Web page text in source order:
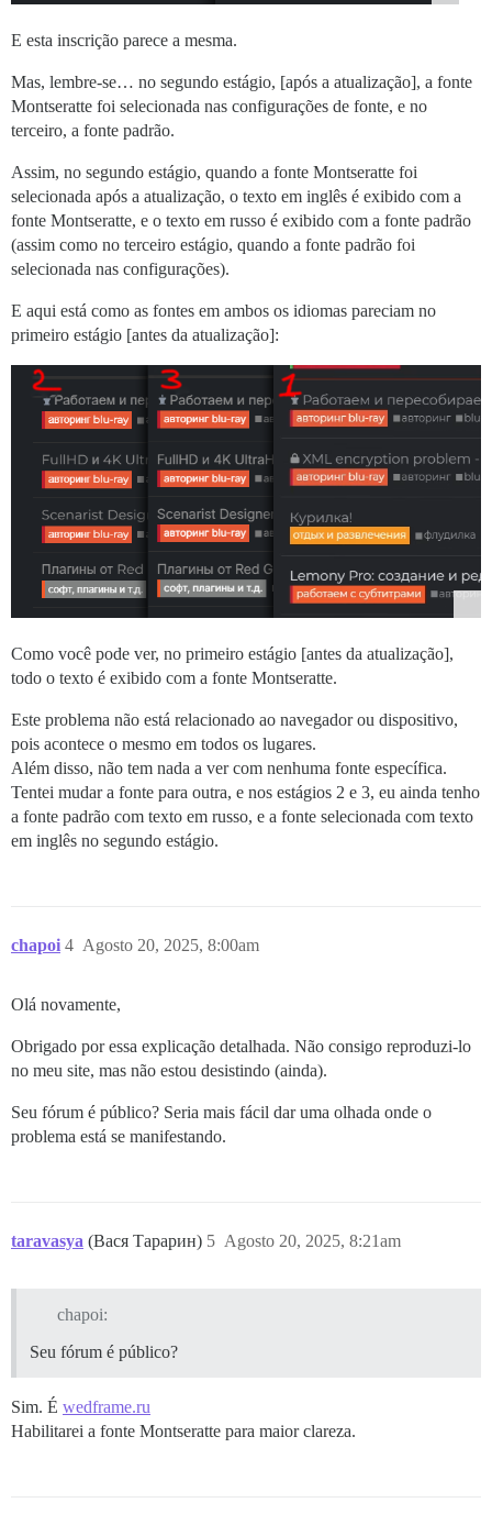
E esta inscrição parece a mesma.
Mas, lembre-se… no segundo estágio, [após a atualização], a fonte
Montseratte foi selecionada nas configurações de fonte, e no
terceiro, a fonte padrão.
Assim, no segundo estágio, quando a fonte Montseratte foi
selecionada após a atualização, o texto em inglês é exibido com a
fonte Montseratte, e o texto em russo é exibido com a fonte padrão
(assim como no terceiro estágio, quando a fonte padrão foi
selecionada nas configurações).
E aqui está como as fontes em ambos os idiomas pareciam no
primeiro estágio [antes da atualização]:
Como você pode ver, no primeiro estágio [antes da atualização],
todo o texto é exibido com a fonte Montseratte.
Este problema não está relacionado ao navegador ou dispositivo,
pois acontece o mesmo em todos os lugares.
Além disso, não tem nada a ver com nenhuma fonte específica.
Tentei mudar a fonte para outra, e nos estágios 2 e 3, eu ainda tenho
a fonte padrão com texto em russo, e a fonte selecionada com texto
em inglês no segundo estágio.
chapoi Agosto 20, 2025, 8:00am
4
Olá novamente,
Obrigado por essa explicação detalhada. Não consigo reproduzi-lo
no meu site, mas não estou desistindo (ainda).
Seu fórum é público? Seria mais fácil dar uma olhada onde o
problema está se manifestando.
taravasya (Вася Тарарин) Agosto 20, 2025, 8:21am
5
chapoi:
Seu fórum é público?
Sim. É wedframe.ru
Habilitarei a fonte Montseratte para maior clareza.